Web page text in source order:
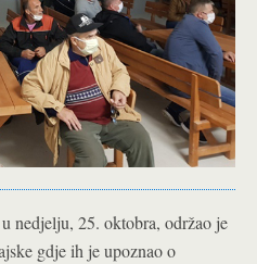
nedjelju, 25. oktobra, održao je
gdje ih je upoznao o